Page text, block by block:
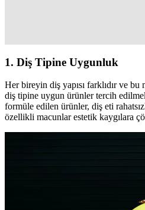
1. Diş Tipine Uygunluk
Her bireyin diş yapısı farklıdır ve
diş tipine uygun ürünler tercih
formüle edilen ürünler, diş eti
özellikli macunlar estetik kaygılara